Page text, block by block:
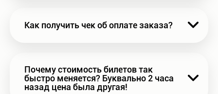
Как получить чек об оплате заказа?
Почему стоимость билетов так
быстро меняется? Буквально 2 часа
назад цена была другая!